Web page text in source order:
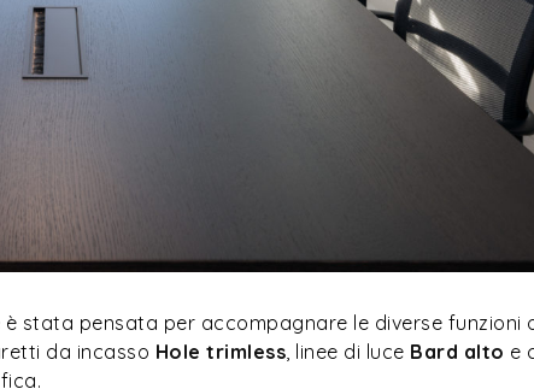
stata pensata per accompagnare le diverse funzioni
da incasso Hole trimless , linee di luce Bard alto e